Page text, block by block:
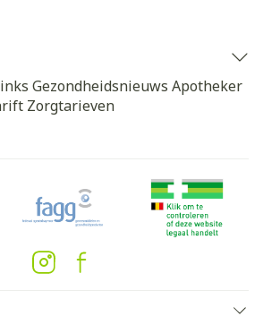
Gezondheidsnieuws Apotheker
Zorgtarieven